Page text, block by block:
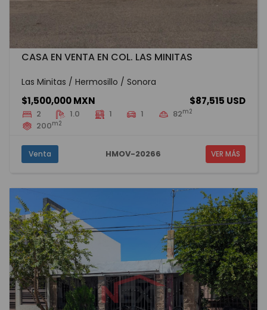
CASA EN VENTA EN COL. LAS MINITAS
Las Minitas / Hermosillo / Sonora
$1,500,000 MXN $87,515 USD
2 1.0 1 1 82m2
200m2
Venta HMOV-20266 VER MÁS